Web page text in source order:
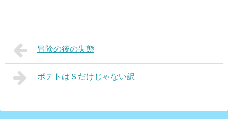
冒険の後の失態
ポテトはＳだけじゃない訳